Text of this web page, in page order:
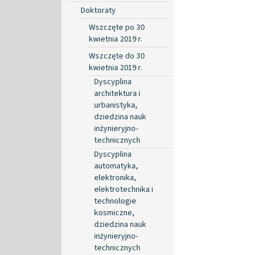
Doktoraty
Wszczęte po 30
kwietnia 2019 r.
Wszczęte do 30
kwietnia 2019 r.
Dyscyplina
architektura i
urbanistyka,
dziedzina nauk
inżynieryjno-
technicznych
Dyscyplina
automatyka,
elektronika,
elektrotechnika i
technologie
kosmiczne,
dziedzina nauk
inżynieryjno-
technicznych